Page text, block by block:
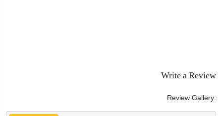
Write a Review
Review Gallery: